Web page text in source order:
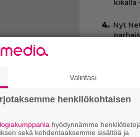
kikalla
Nyt
Clint
Illan
Valintasi
henkilökohtaisen
hyödynnämme
sekä kohdentaaksemme sisältöä ja